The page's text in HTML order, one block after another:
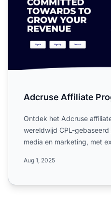
Adcruse Affiliate
Ontdek het Adcruse
wereldwijd CPL-gebaseerd
media en marketing, met
Aug 1, 2025